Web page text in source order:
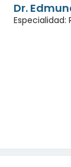
Dr.
Especialidad: